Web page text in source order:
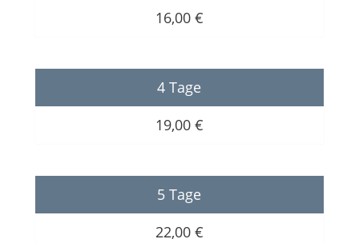
16,00 €
4 Tage
19,00 €
5 Tage
22,00 €